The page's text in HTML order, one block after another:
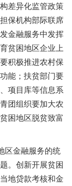
差异化监管政策
保机构部际联席
金融服务中发挥
贫困地区企业上
积极推进农村保
能；扶贫部门要
项目库等信息系
团组织要加大农
困地区脱贫致富
区金融服务的统
。创新开展贫困
地贷款考核和金